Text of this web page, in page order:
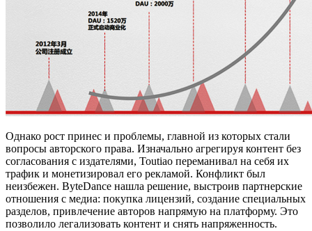
Однако рост принес и проблемы, главной из которых стали
вопросы авторского права. Изначально агрегируя контент без
согласования с издателями, Toutiao переманивал на себя их
трафик и монетизировал его рекламой. Конфликт был
неизбежен. ByteDance нашла решение, выстроив партнерские
отношения с медиа: покупка лицензий, создание специальных
разделов, привлечение авторов напрямую на платформу. Это
позволило легализовать контент и снять напряженность.